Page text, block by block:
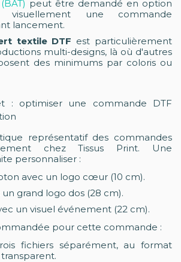
peut être demandé en option
visuellement une commande
lancement.
textile DTF est particulièrement
multi-designs, là où d'autres
des minimums par coloris ou
: optimiser une commande DTF
représentatif des commandes
chez Tissus Print. Une
personnaliser :
avec un logo cœur (10 cm).
grand logo dos (28 cm).
un visuel événement (22 cm).
pour cette commande :
fichiers séparément, au format